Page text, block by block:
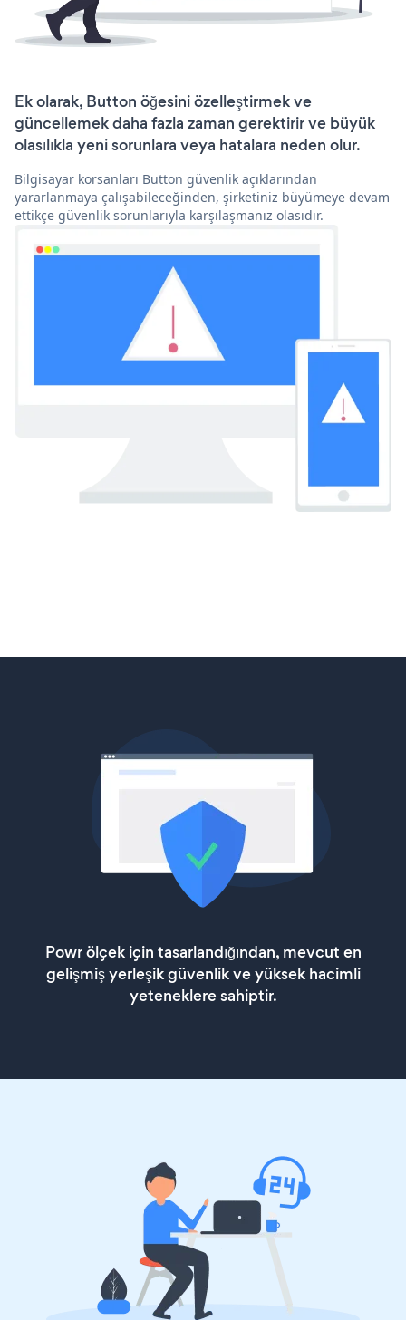
Ek olarak, Button öğesini özelleştirmek ve
güncellemek daha fazla zaman gerektirir ve büyük
olasılıkla yeni sorunlara veya hatalara neden olur.
Bilgisayar korsanları Button güvenlik açıklarından
yararlanmaya çalışabileceğinden, şirketiniz büyümeye devam
ettikçe güvenlik sorunlarıyla karşılaşmanız olasıdır.
Powr ölçek için tasarlandığından, mevcut en
gelişmiş yerleşik güvenlik ve yüksek hacimli
yeteneklere sahiptir.